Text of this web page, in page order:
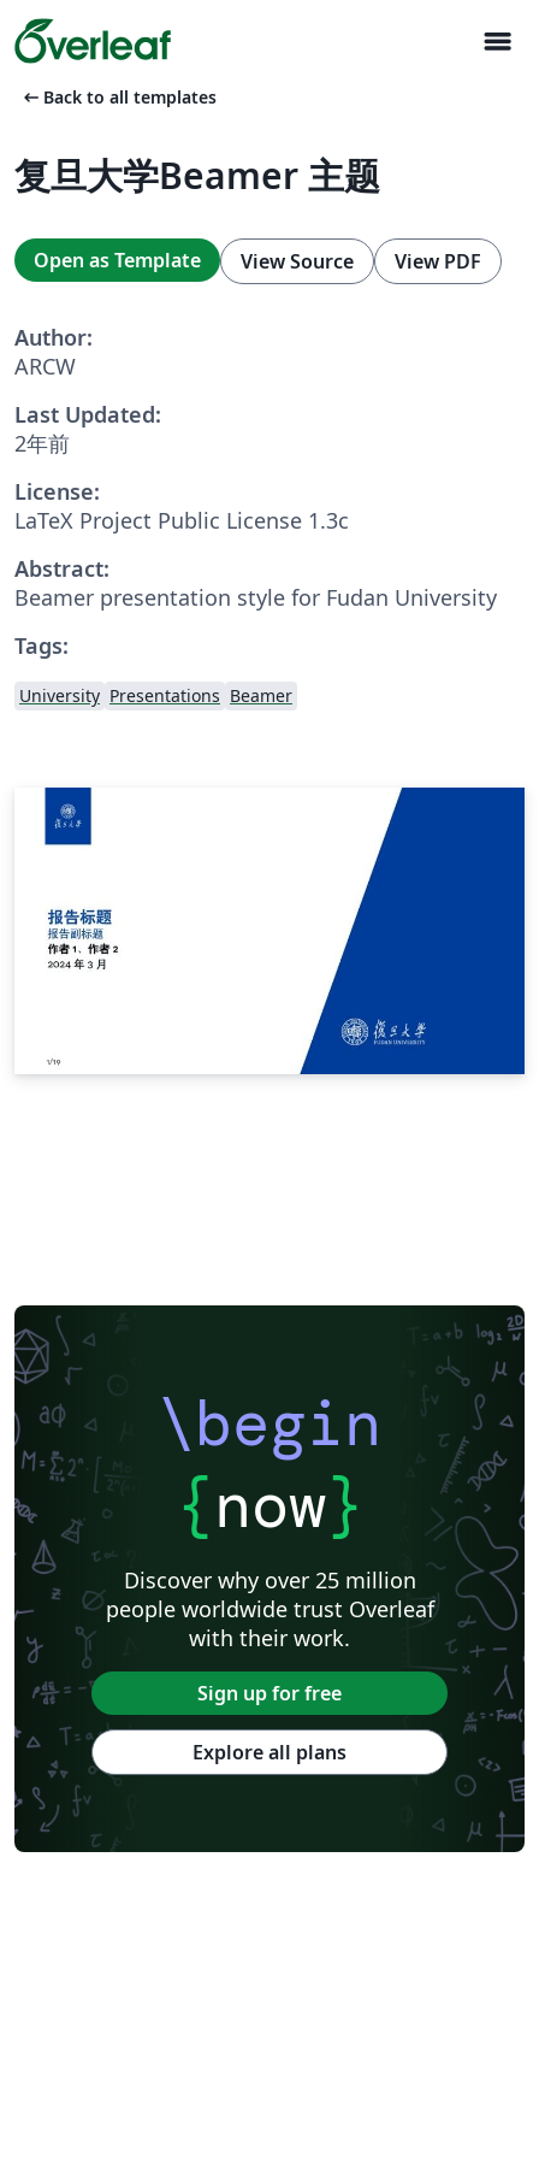
menu
arrow_left_alt Back to all templates
复旦大学Beamer 主题
Open as Template View Source View PDF
Author:
ARCW
Last Updated:
2年前
License:
LaTeX Project Public License 1.3c
Abstract:
Beamer presentation style for Fudan University
Tags:
University Presentations Beamer
\begin
{now}
Discover why over 25 million
people worldwide trust Overleaf
with their work.
Sign up for free
Explore all plans